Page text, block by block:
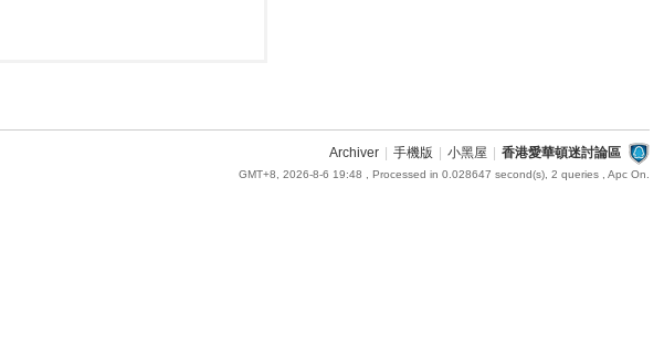
Archiver 手機版 小黑屋 香港愛華頓迷討論區
GMT+8, 2026-8-6 19:48 , Processed in 0.028647 second(s), 2 queries , Apc On.